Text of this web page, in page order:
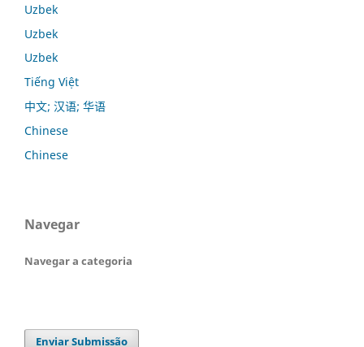
Uzbek
Uzbek
Uzbek
Tiếng Việt
中文; 汉语; 华语
Chinese
Chinese
Navegar
Navegar a categoria
Enviar Submissão